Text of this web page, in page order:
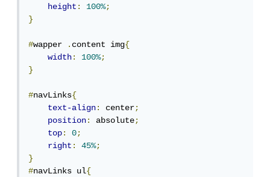
height: 100%;
}
#wapper .content img{
width: 100%;
}
#navLinks{
text-align: center;
position: absolute;
top: 0;
right: 45%;
}
#navLinks ul{